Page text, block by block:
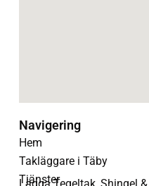
Navigering
Hem
Takläggare i Täby
Tjänster